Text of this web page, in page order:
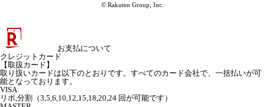
© Rakuten Group, Inc.
お支払について
クレジットカード
【取扱カード】
取り扱いカードは以下のとおりです。すべてのカード会社で、一括払いが可
能となっております。
VISA
リボ,分割（3,5,6,10,12,15,18,20,24 回が可能です）